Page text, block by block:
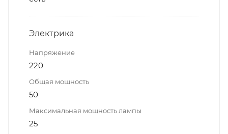
Электрика
Напряжение
220
Общая мощность
50
Максимальная мощность лампы
25